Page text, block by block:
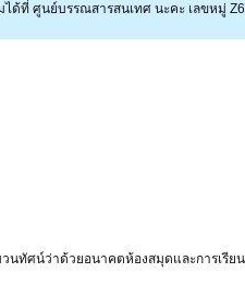
ได้ที่ ศูนย์บรรณสารสนเทศ นะคะ เลขหมู่
นทัศน์ว่าด้วยอนาคตห้องสมุดและการเรีย